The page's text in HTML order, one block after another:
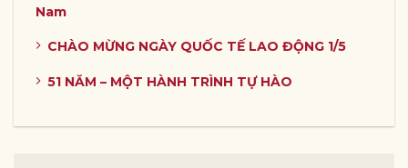
Nam
CHÀO MỪNG NGÀY QUỐC TẾ LAO ĐỘNG 1/5
51 NĂM – MỘT HÀNH TRÌNH TỰ HÀO